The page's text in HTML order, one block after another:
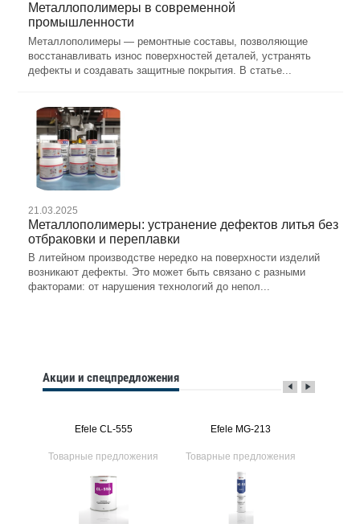
Металлополимеры в современной
промышленности
Металлополимеры — ремонтные составы, позволяющие
восстанавливать износ поверхностей деталей, устранять
дефекты и создавать защитные покрытия. В статье...
21.03.2025
Металлополимеры: устранение дефектов литья без
отбраковки и переплавки
В литейном производстве нередко на поверхности изделий
возникают дефекты. Это может быть связано с разными
факторами: от нарушения технологий до непол...
Акции и спецпредложения
Efele CL-555
Товарные предложения
Efele MG-213
Товарные предложения